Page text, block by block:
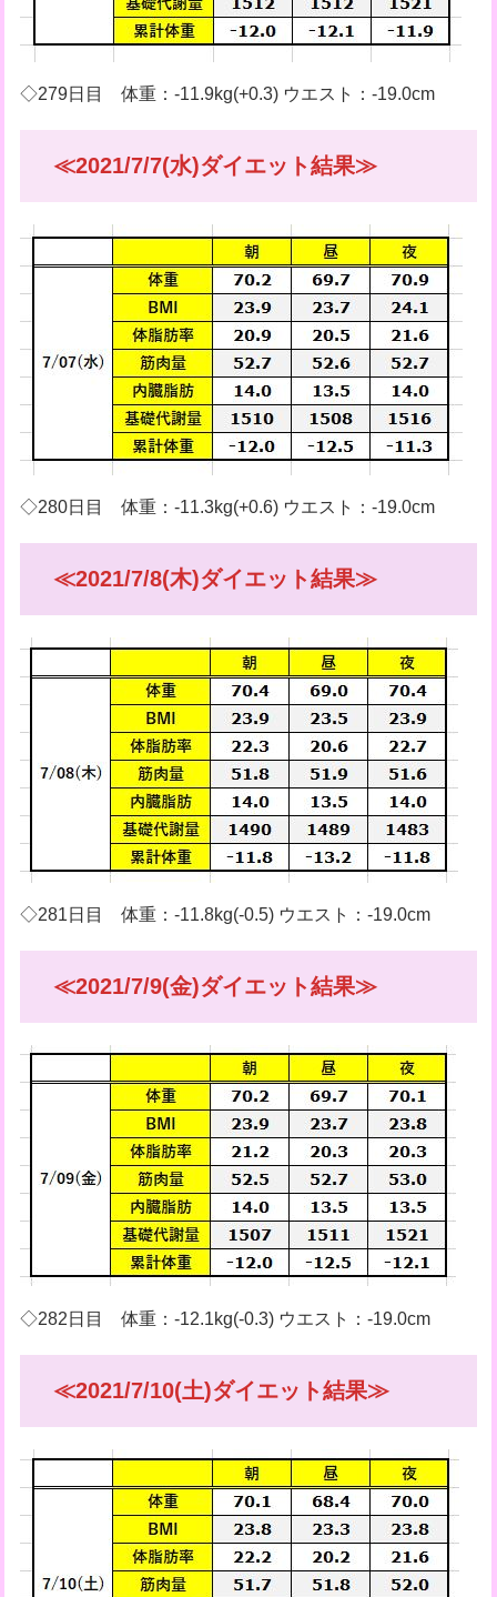
◇279日目 体重：-11.9kg(+0.3) ウエスト：-19.0cm
≪2021/7/7(水)ダイエット結果≫
◇280日目 体重：-11.3kg(+0.6) ウエスト：-19.0cm
≪2021/7/8(木)ダイエット結果≫
◇281日目 体重：-11.8kg(-0.5) ウエスト：-19.0cm
≪2021/7/9(金)ダイエット結果≫
◇282日目 体重：-12.1kg(-0.3) ウエスト：-19.0cm
≪2021/7/10(土)ダイエット結果≫